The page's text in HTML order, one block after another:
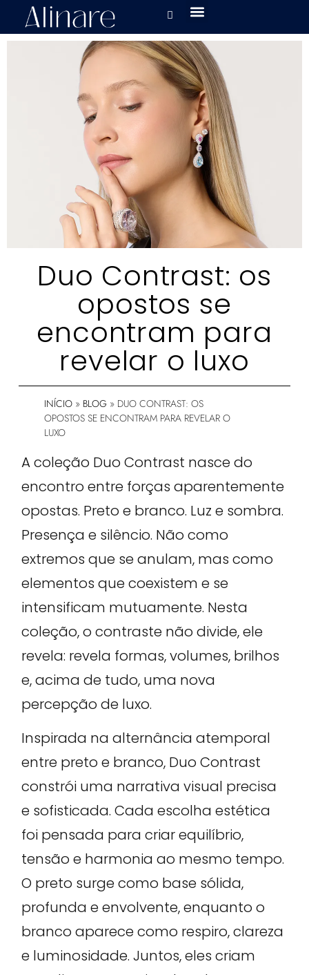
Duo Contrast: os
opostos se
encontram para
revelar o luxo
INÍCIO » BLOG » DUO CONTRAST: OS
OPOSTOS SE ENCONTRAM PARA REVELAR O
LUXO
A coleção Duo Contrast nasce do
encontro entre forças aparentemente
opostas. Preto e branco. Luz e sombra.
Presença e silêncio. Não como
extremos que se anulam, mas como
elementos que coexistem e se
intensificam mutuamente. Nesta
coleção, o contraste não divide, ele
revela: revela formas, volumes, brilhos
e, acima de tudo, uma nova
percepção de luxo.
Inspirada na alternância atemporal
entre preto e branco, Duo Contrast
constrói uma narrativa visual precisa
e sofisticada. Cada escolha estética
foi pensada para criar equilíbrio,
tensão e harmonia ao mesmo tempo.
O preto surge como base sólida,
profunda e envolvente, enquanto o
branco aparece como respiro, clareza
e luminosidade. Juntos, eles criam